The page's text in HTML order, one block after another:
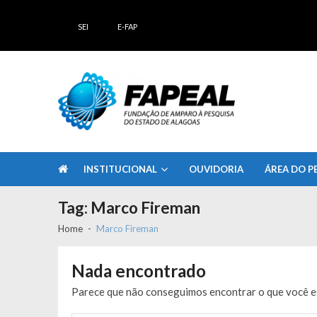
SEI E-FAP
INSTITUCIONAL OUVIDORIA ÁREA DO
Tag: Marco Fireman
Home Marco Fireman
Nada encontrado
Parece que não conseguimos encontrar o que você